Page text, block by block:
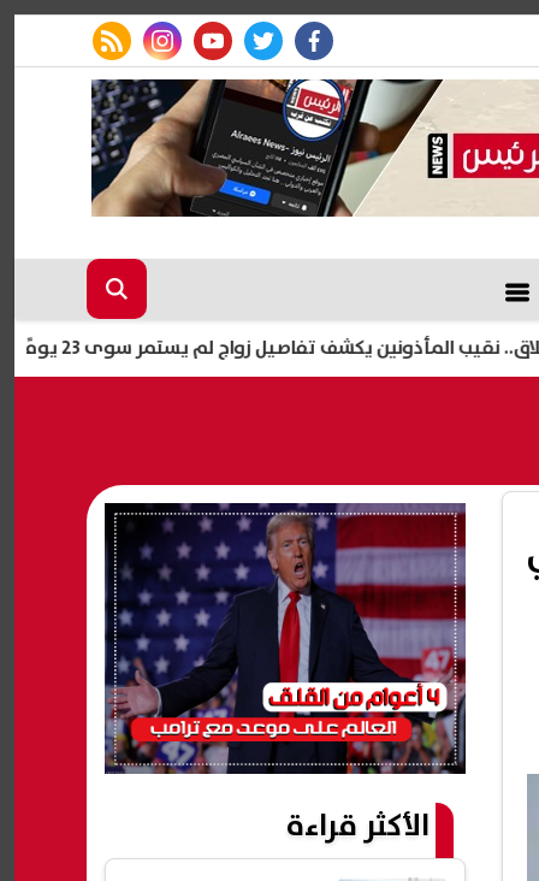
facebook
twitter
youtube
instagram
rss feed
آخر موعد يكشف تفاصيل زواج لم يستمر سوى 23 يومًا
الأكثر قراءة